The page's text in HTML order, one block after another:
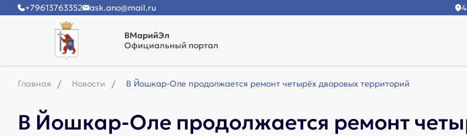
+79613763352 ask.ano@mail.ru
ВМарийЭл
Официальный портал
Главная Новости В Йошкар-Оле продолжается ремонт четырёх дворовых территорий
В Йошкар-Оле продолжается ремонт